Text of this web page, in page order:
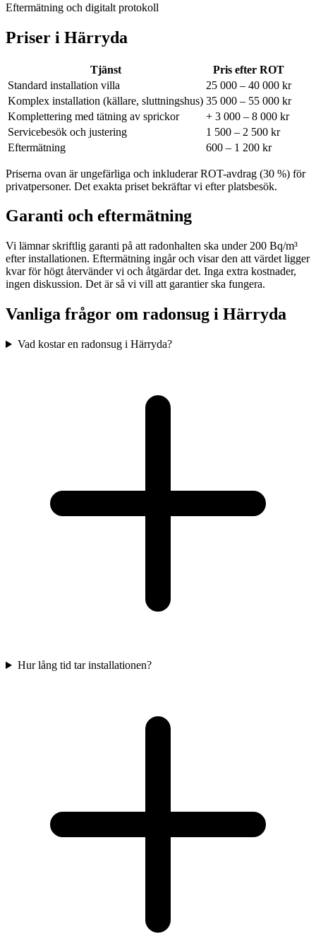
Eftermätning och digitalt protokoll
Priser i Härryda
Tjänst
Pris efter ROT
Standard installation villa
25 000 – 40 000 kr
Komplex installation (källare, sluttningshus) 35 000 – 55 000 kr
Komplettering med tätning av sprickor
+ 3 000 – 8 000 kr
Servicebesök och justering
1 500 – 2 500 kr
Eftermätning
600 – 1 200 kr
Priserna ovan är ungefärliga och inkluderar ROT-avdrag (30 %) för
privatpersoner. Det exakta priset bekräftar vi efter platsbesök.
Garanti och eftermätning
Vi lämnar skriftlig garanti på att radonhalten ska under 200 Bq/m³
efter installationen. Eftermätning ingår och visar den att värdet ligger
kvar för högt återvänder vi och åtgärdar det. Inga extra kostnader,
ingen diskussion. Det är så vi vill att garantier ska fungera.
Vanliga frågor om radonsug i Härryda
Vad kostar en radonsug i Härryda?
Hur lång tid tar installationen?